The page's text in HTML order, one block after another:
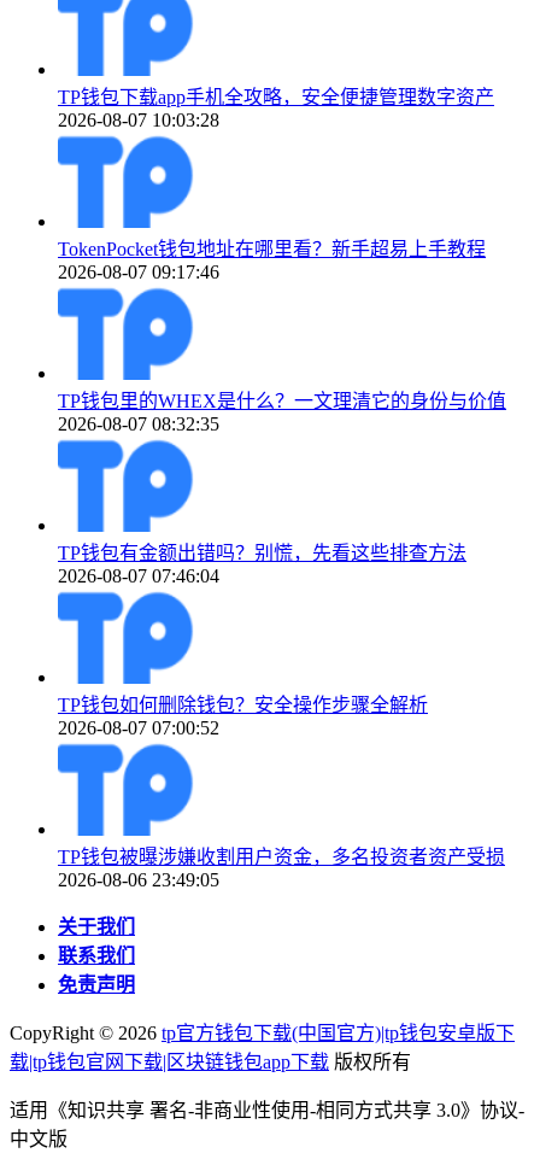
TP钱包下载app手机全攻略，安全便捷管理数字资产
2026-08-07 10:03:28
TokenPocket钱包地址在哪里看？新手超易上手教程
2026-08-07 09:17:46
TP钱包里的WHEX是什么？一文理清它的身份与价值
2026-08-07 08:32:35
TP钱包有金额出错吗？别慌，先看这些排查方法
2026-08-07 07:46:04
TP钱包如何删除钱包？安全操作步骤全解析
2026-08-07 07:00:52
TP钱包被曝涉嫌收割用户资金，多名投资者资产受损
2026-08-06 23:49:05
关于我们
联系我们
免责声明
CopyRight © 2026 tp官方钱包下载(中国官方)|tp钱包安卓版下
载|tp钱包官网下载|区块链钱包app下载 版权所有
适用《知识共享 署名-非商业性使用-相同方式共享 3.0》协议-
中文版